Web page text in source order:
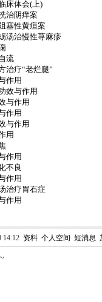
床体会(上)
治阴痒案
塞性黄疸案
汤治慢性荨麻疹
流
治疗“老烂腿”
作用
效与作用
与作用
作用
与作用
用
作用
不良
作用
治疗胃石症
作用
14:12 资料 个人空间 短消息